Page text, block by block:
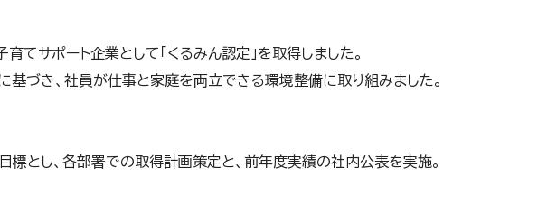
てサポート企業として「くるみん認定」を取得しました。
き、社員が仕事と家庭を両立できる環境整備に取り組みました。
とし、各部署での取得計画策定と、前年度実績の社内公表を実施。